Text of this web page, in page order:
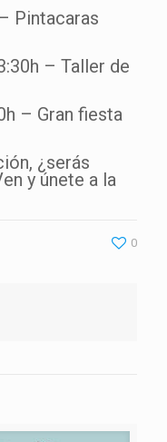
Pintacaras
– Taller de
– Gran fiesta
¿serás
y únete a la
0